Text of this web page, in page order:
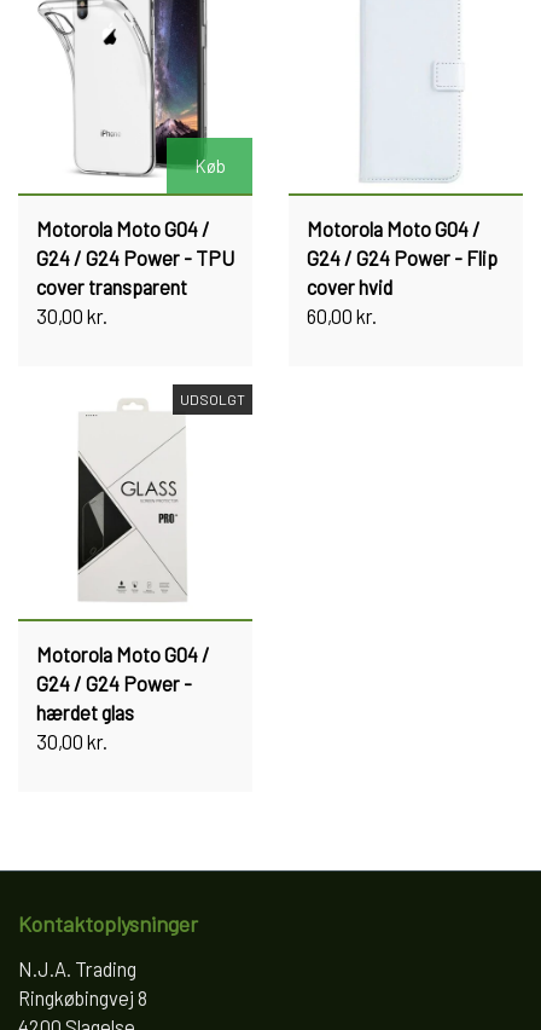
Køb
Motorola Moto G04 /
G24 / G24 Power - TPU
cover transparent
30,00 kr.
Motorola Moto G04 /
G24 / G24 Power - Flip
cover hvid
60,00 kr.
UDSOLGT
Motorola Moto G04 /
G24 / G24 Power -
hærdet glas
30,00 kr.
Kontaktoplysninger
N.J.A. Trading
Ringkøbingvej 8